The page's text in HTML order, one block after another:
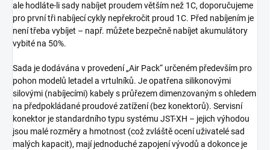
ale hodláte-li sady nabíjet proudem větším než 1C, doporučujeme
pro první tři nabíjecí cykly nepřekročit proud 1C. Před nabíjením je
není třeba vybíjet – např. můžete bezpečně nabíjet akumulátory
vybité na 50%.
Sada je dodávána v provedení „Air Pack“ určeném především pro
pohon modelů letadel a vrtulníků. Je opatřena silikonovými
silovými (nabíjecími) kabely s průřezem dimenzovaným s ohledem
na předpokládané proudové zatížení (bez konektorů). Servisní
konektor je standardního typu systému JST-XH – jejich výhodou
jsou malé rozměry a hmotnost (což zvláště ocení uživatelé sad
malých kapacit), mají jednoduché zapojení vývodů a dokonce je